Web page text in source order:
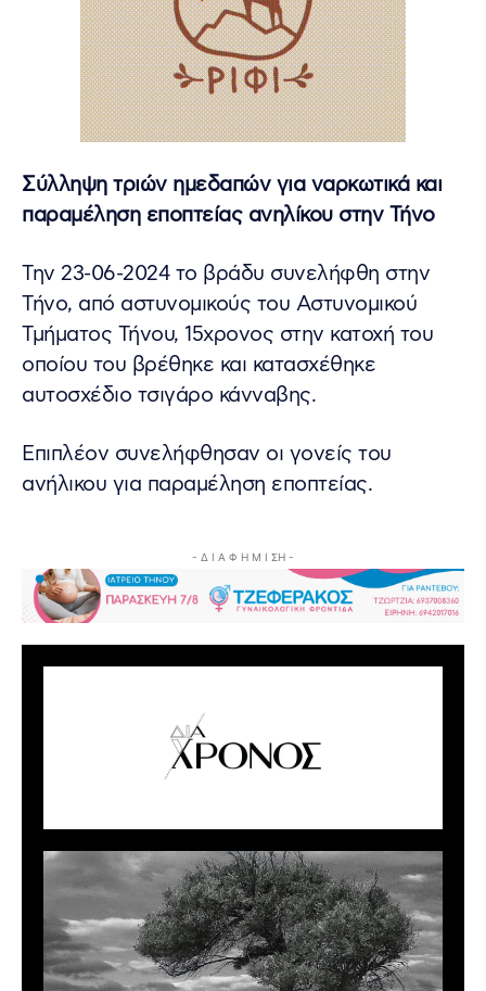
Σύλληψη τριών ημεδαπών για ναρκωτικά και
παραμέληση εποπτείας ανηλίκου στην Τήνο
Την 23-06-2024 το βράδυ συνελήφθη στην
Τήνο, από αστυνομικούς του Αστυνομικού
Τμήματος Τήνου, 15χρονος στην κατοχή του
οποίου του βρέθηκε και κατασχέθηκε
αυτοσχέδιο τσιγάρο κάνναβης.
Επιπλέον συνελήφθησαν οι γονείς του
ανήλικου για παραμέληση εποπτείας.
- Δ Ι Α Φ Η Μ Ι ΣΗ -